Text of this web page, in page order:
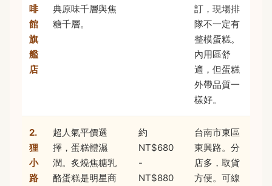
啡
館
旗
艦
店
典原味千層與焦
糖千層。
訂，現場排
隊不一定有
整模蛋糕。
內用區舒
適，但蛋糕
外帶品質一
樣好。
2.
狸
小
路
超人氣平價選
擇，蛋糕體濕
潤。炙燒焦糖乳
酪蛋糕是明星商
約
NT$680
-
NT$880
台南市東區
東興路。分
店多，取貨
方便。可線